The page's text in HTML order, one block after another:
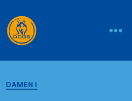
DOGS
Kategorien
DAMEN I